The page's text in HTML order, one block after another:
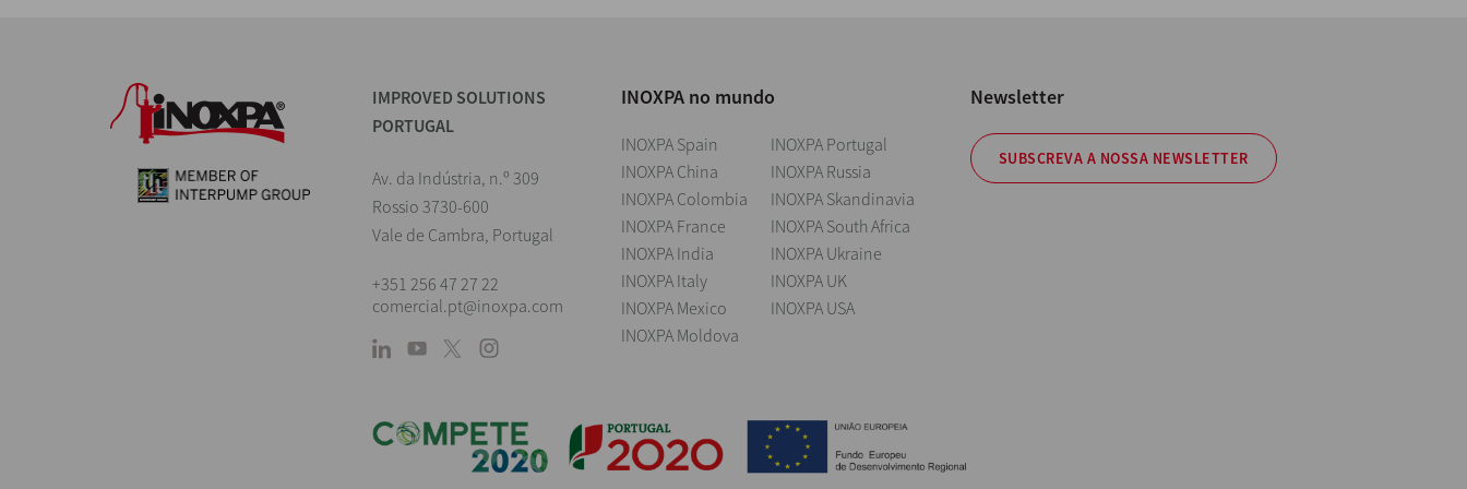
IMPROVED SOLUTIONS
PORTUGAL
Av. da Indústria, n.º 309
Rossio 3730-600
Vale de Cambra, Portugal
+351 256 47 27 22
comercial.pt@inoxpa.com
INOXPA no mundo
INOXPA Spain
INOXPA China
INOXPA Colombia
INOXPA France
INOXPA India
INOXPA Italy
INOXPA Mexico
INOXPA Moldova
INOXPA Portugal
INOXPA Russia
INOXPA Skandinavia
INOXPA South Africa
INOXPA Ukraine
INOXPA UK
INOXPA USA
Newsletter
SUBSCREVA A NOSSA NEWSLETTER